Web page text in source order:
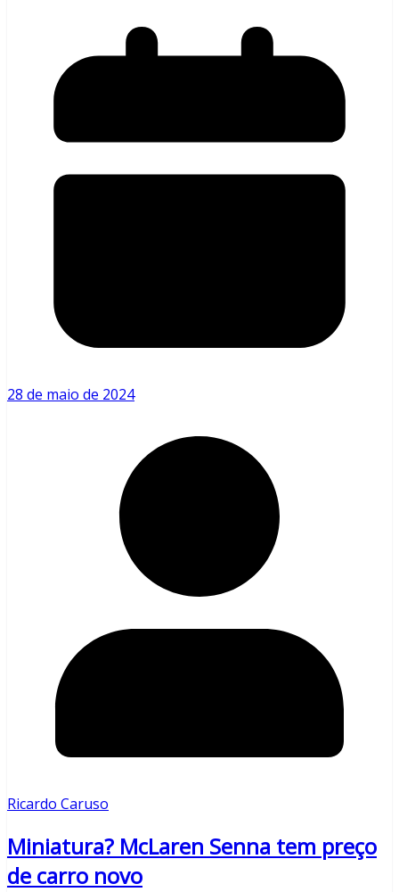
28 de maio de 2024
Ricardo Caruso
Miniatura? McLaren Senna tem preço
de carro novo